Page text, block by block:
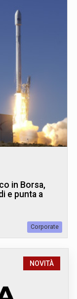
in Borsa,
e punta a
Corporate
NOVITÀ